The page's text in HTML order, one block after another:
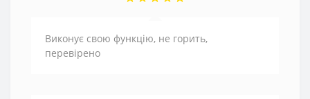
Виконує свою функцію, не горить,
перевірено